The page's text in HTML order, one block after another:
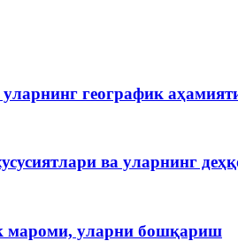
географик
ва уларнинг
мароми, уларни бошқариш